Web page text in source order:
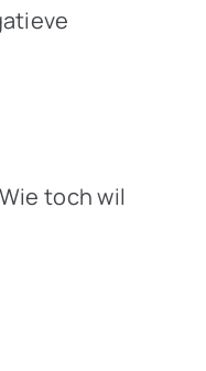
toch wil